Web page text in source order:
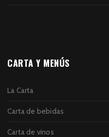
CARTA Y MENÚS
La Carta
Carta de bebidas
Carta de vinos